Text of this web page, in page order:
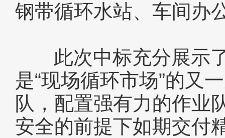
钢带循环水站、车间办
此次中标充分展示了
是“现场循环市场”的又
队，配置强有力的作业
安全的前提下如期交付